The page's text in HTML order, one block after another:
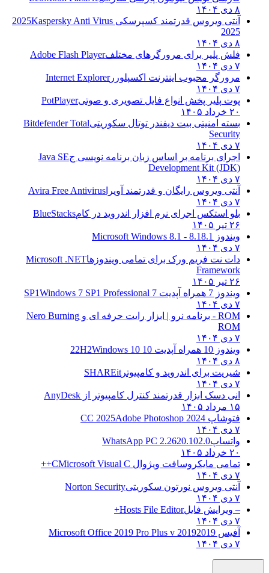
۸ دی ۱۴۰۴
آنتی ویروس قدرتمند کسپرسکی 2025 Kaspersky Anti Virus
2025
۸ دی ۱۴۰۴
فلش پلیر برای مرورگرهای مختلفAdobe Flash Player
۷ دی ۱۴۰۴
مرورگر محبوب اینترنت اکسپلوررInternet Explorer
۷ دی ۱۴۰۴
پوت پلیر پخش انواع فایل تصویری و صوتیPotPlayer
۲۰ خرداد ۱۴۰۵
بسته امنیتی بیت دیفندر توتال سکوریتیBitdefender Total
Security
۷ دی ۱۴۰۴
اجرای برنامه بر اساس زبان برنامه نویسی جJava SE
Development Kit (JDK)
۷ دی ۱۴۰۴
آنتی ویروس رایگان و قدرتمند آویرا Avira Free Antivirus
۷ دی ۱۴۰۴
بلو استکس اجرای نرم افزار اندروید در کامBlueStacks
۲۶ تیر ۱۴۰۵
ویندوز 8.1
8.1 - Microsoft Windows 8.1
۷ دی ۱۴۰۴
دات نت فریم ورک برای تمامی ویندوزهاMicrosoft .NET
Framework
۲۶ تیر ۱۴۰۵
ویندوز 7 همراه آپدیت 7 SP1
Windows 7 SP1 Professional
۷ دی ۱۴۰۴
ROM - برنامه نرو | ابزار رایت حرفه ای و
Nero Burning
ROM
۷ دی ۱۴۰۴
ویندوز 10 همراه آپدیت 10 22H2
Windows 10
۸ دی ۱۴۰۴
شیریت برای اندروید و کامپیوتر SHAREit
۷ دی ۱۴۰۴
انی دسک ابزار قدرتمند کنترل کامپیوتر از AnyDesk
۱۵ مرداد ۱۴۰۵
فتوشاپ CC 2025 Adobe Photoshop 2024
۷ دی ۱۴۰۴
واتساپWhatsApp PC 2.2620.102.0
۲۰ خرداد ۱۴۰۵
تمامی مایکروسافت ویژوال C Microsoft Visual C++
۷ دی ۱۴۰۴
آنتی ویروس نورتون سکوریتیNorton Security
۷ دی ۱۴۰۴
– ویرایش فایلHosts File Editor+
۷ دی ۱۴۰۴
آفیس 2019 2019 Microsoft Office 2019 Pro Plus v
۷ دی ۱۴۰۴